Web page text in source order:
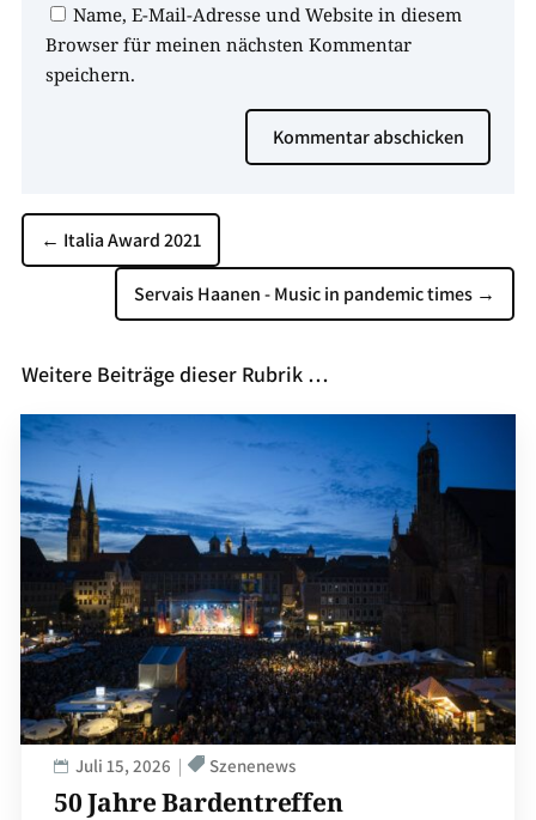
Name, E-Mail-Adresse und Website in diesem
Browser für meinen nächsten Kommentar
speichern.
Kommentar abschicken
← Italia Award 2021
Servais Haanen - Music in pandemic times →
Weitere Beiträge dieser Rubrik …
50 Jahre Bardentreffen
Juli 15, 2026 Szenenews